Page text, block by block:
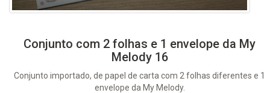
Conjunto com 2 folhas e 1 envelope da My
Melody 16
Conjunto importado, de papel de carta com 2 folhas diferentes e 1
envelope da My Melody.